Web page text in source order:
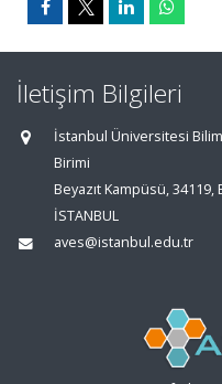
İletişim Bilgileri
İstanbul Üniversitesi
Birimi
Beyazıt Kampüsü, 34119,
İSTANBUL
aves@istanbul.edu.tr